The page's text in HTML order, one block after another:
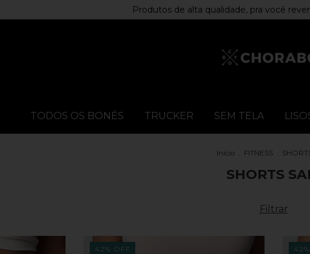
Produtos de alta qualidade, pra você
TODOS OS BONÉS TRUCKER SEM TELA
Início FITNESS
SHORTS
Filtrar
42% OFF 42%